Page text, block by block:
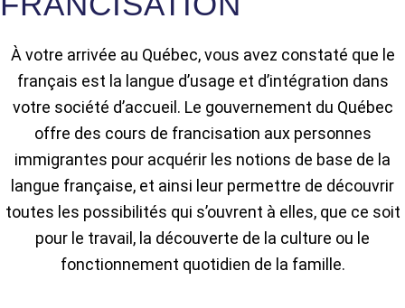
À votre arrivée au Québec, vous avez constaté que le
français est la langue d’usage et d’intégration dans
votre société d’accueil. Le gouvernement du Québec
offre des cours de francisation aux personnes
immigrantes pour acquérir les notions de base de la
langue française, et ainsi leur permettre de découvrir
toutes les possibilités qui s’ouvrent à elles, que ce soit
pour le travail, la découverte de la culture ou le
fonctionnement quotidien de la famille.